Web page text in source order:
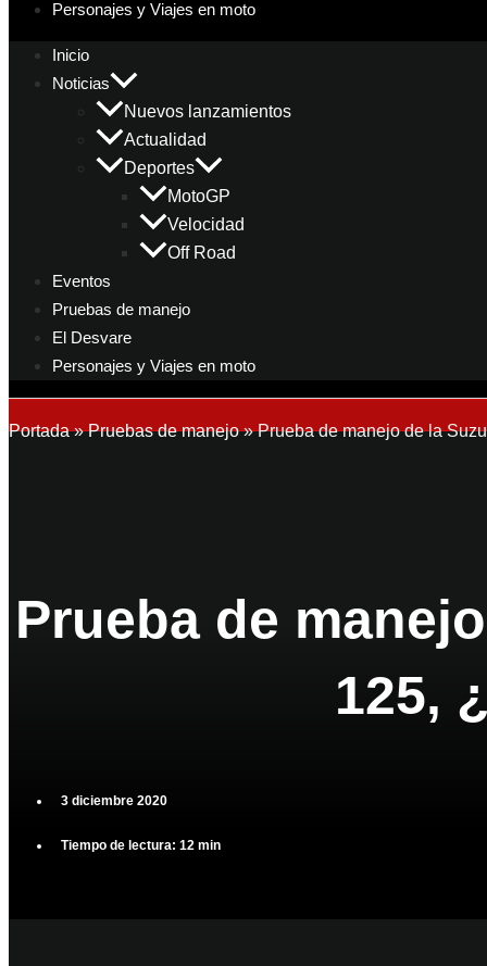
Personajes y Viajes en moto
Inicio
Noticias
Nuevos lanzamientos
Actualidad
Deportes
MotoGP
Velocidad
Off Road
Eventos
Pruebas de manejo
El Desvare
Personajes y Viajes en moto
Portada»Pruebas de manejo»Prueba de manejo de la
Prueba de
125,
3 diciembre 2020
Tiempo de lectura: 12 min